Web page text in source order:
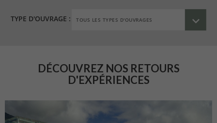
TYPE D'OUVRAGE :
DÉCOUVREZ NOS RETOURS
D'EXPÉRIENCES